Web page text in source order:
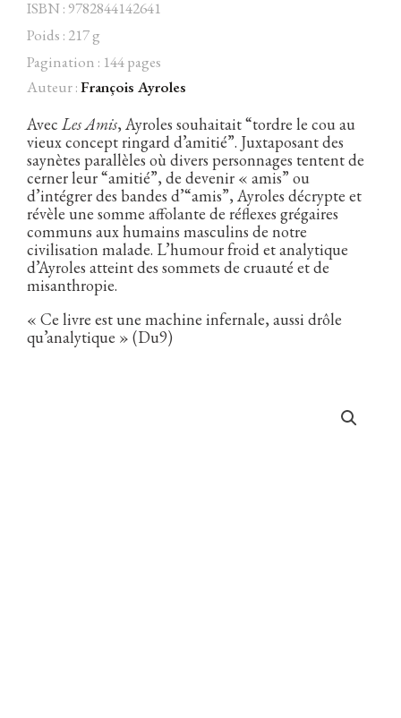
Facebook Instagram
ISBN : 9782844142641
Poids : 217 g
Pagination : 144 pages
Auteur :François Ayroles
AvecLes Amis, Ayroles souhaitait “tordre le cou au
vieux concept ringard d’amitié”. Juxtaposant des
saynètes parallèles où divers personnages tentent de
cerner leur “amitié”, de devenir « amis” ou
d’intégrer des bandes d’“amis”, Ayroles décrypte et
révèle une somme affolante de réflexes grégaires
communs aux humains masculins de notre
civilisation malade. L’humour froid et analytique
d’Ayroles atteint des sommets de cruauté et de
misanthropie.
« Ce livre est une machine infernale, aussi drôle
qu’analytique » (Du9)